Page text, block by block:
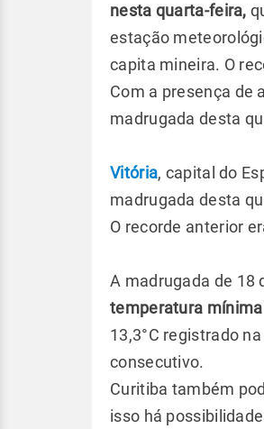
nesta quarta-feira,
estação
capita mineira. O
Com a presença de
madrugada desta
Vitória, capital do
madrugada desta
O recorde anterior
A madrugada de 18
temperatura mínima
13,3°C registrado
consecutivo.
Curitiba também
isso há